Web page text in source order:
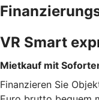
VR Smart
Mietkauf mit
Finanzieren Sie